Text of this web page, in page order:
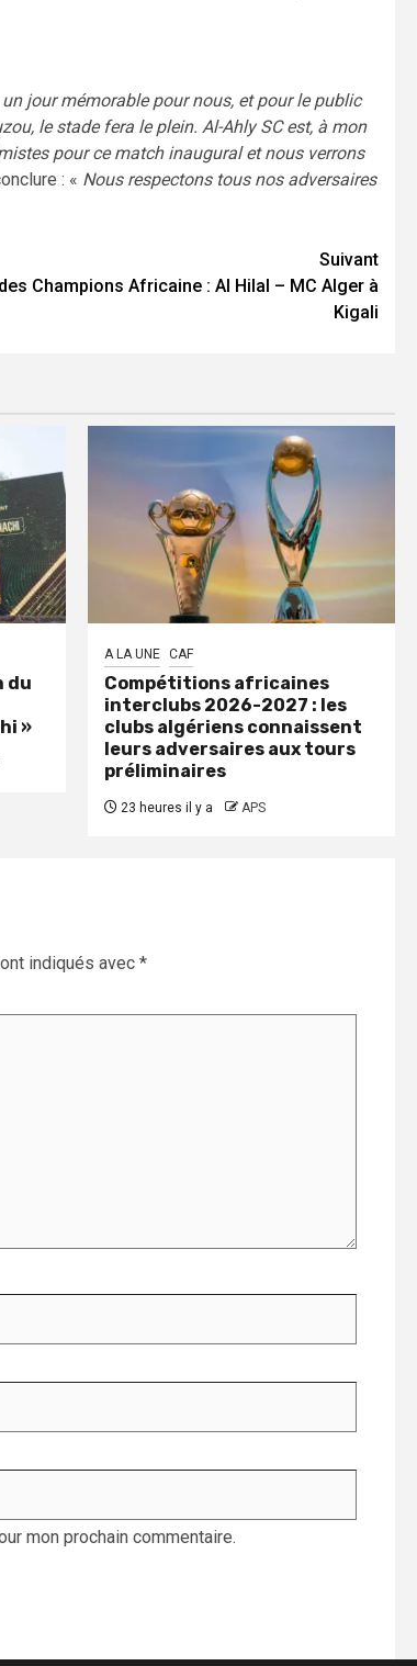
jour mémorable pour nous, et pour le public
le stade fera le plein. Al-Ahly SC est, à mon
pour ce match inaugural et nous verrons
: « Nous respectons tous nos adversaires
Suivant
Champions Africaine : Al Hilal – MC Alger à
Kigali
du
»
A LA UNE CAF
Compétitions africaines
interclubs 2026-2027 : les
clubs algériens connaissent
leurs adversaires aux tours
préliminaires
23 heures il y a APS
indiqués avec *
mon prochain commentaire.